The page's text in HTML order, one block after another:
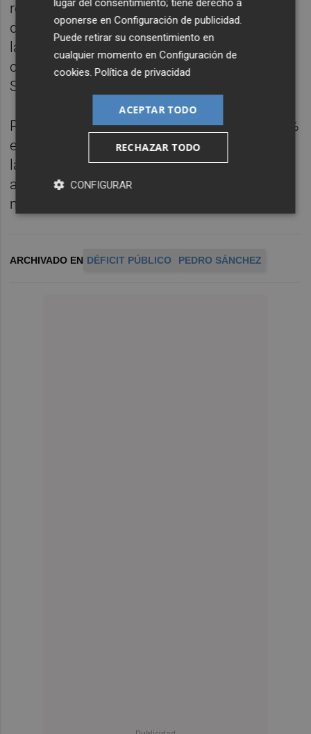
reconocido que se habrían producido
desviaciones en algún subsector que no es
la Administración General del Estado (AGE) -
comunidades, ayuntamientos o Seguridad
Social-.
Para este año, el Gobierno mantiene en el 3%
el objetivo de déficit público del conjunto de
las administraciones, aunque no se
aprobarán nuevos Presupuestos y se
mantendrán en vigor los de 2023.
ARCHIVADO EN DÉFICIT PÚBLICO PEDRO SÁNCHEZ
oponerse enConfiguración de publicidad
Puede retirar su consentimiento en
cualquier momento enConfiguración de
cookies .Política de privacidad
ACEPTAR TODO
RECHAZAR TODO
CONFIGURAR